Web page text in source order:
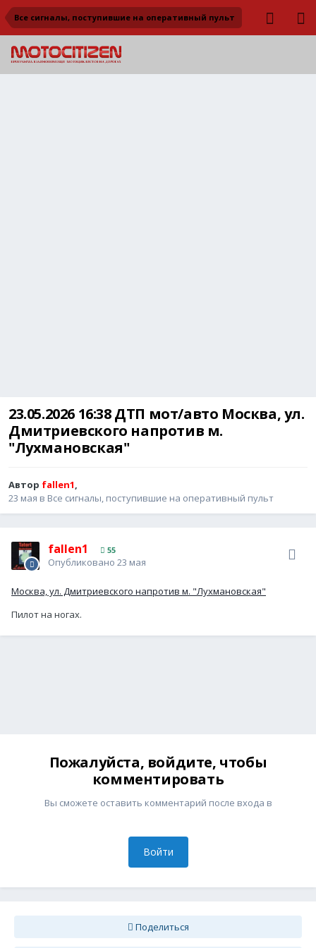
Все сигналы, поступившие на оперативный пульт
23.05.2026 16:38 ДТП мот/авто Москва, ул.
Дмитриевского напротив м.
"Лухмановская"
Автор fallen1,
23 мая в Все сигналы, поступившие на оперативный пульт
fallen1 55
Опубликовано 23 мая
Москва, ул. Дмитриевского напротив м. "Лухмановская"
Пилот на ногах.
Пожалуйста, войдите, чтобы
комментировать
Вы сможете оставить комментарий после входа в
Войти
Поделиться